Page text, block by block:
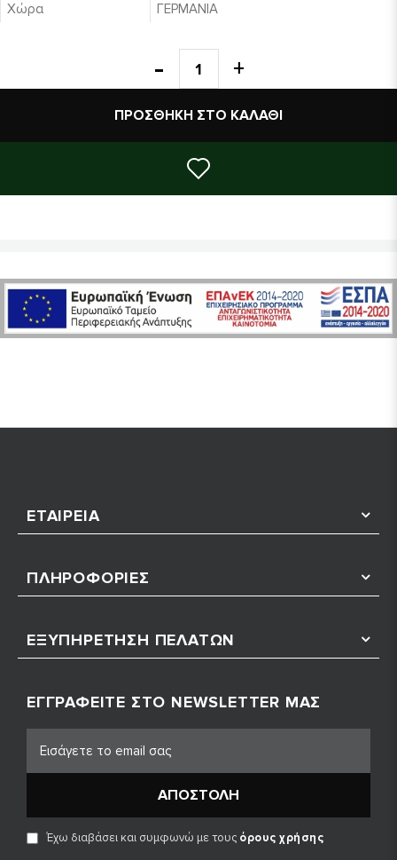
Χώρα ΓΕΡΜΑΝΙΑ
ηλιέλαιο* (80%), κρόκος αυγού (8%),
σπόροι μουστάρδας*, ξύδι μπράντι,
Διατροφικά στοιχεία
Ενέργεια: 3120 kJ / 758 kcal – Λίπη:
των οποίων σάκχαρα: 2g - Πρωτεΐνες:
ΠΡΟΣΘΉΚΗ ΣΤΟ ΚΑΛΆΘΙ
ΕΤΑΙΡΕΊΑ
ΠΛΗΡΟΦΟΡΊΕΣ
ΕΞΥΠΗΡΈΤΗΣΗ ΠΕΛΑΤΏΝ
ΕΓΓΡΑΦΕΊΤΕ ΣΤΟ NEWSLETTER ΜΑΣ
ΑΠΟΣΤΟΛΉ
Έχω διαβάσει και συμφωνώ με τους όρους χρήσης